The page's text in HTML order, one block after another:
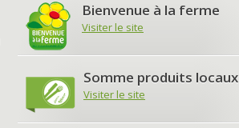
Bienvenue à la ferme
Visiter le site
Somme produits locaux
Visiter le site